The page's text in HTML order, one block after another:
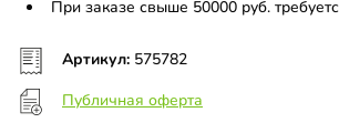
При заказе свыше 50000 руб.
Артикул: 575782
Публичная оферта